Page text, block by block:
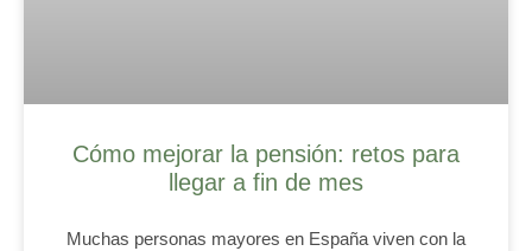
Cómo mejorar la pensión: retos para
llegar a fin de mes
Muchas personas mayores en España viven con la